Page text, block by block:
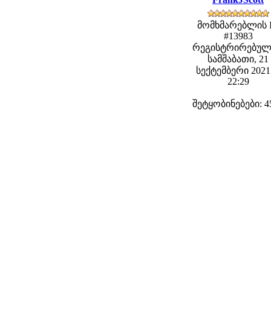
მომხმარებლის
#13983
სამშაბათი, 21
სექტემბერი
22:29
შეტყობინებები: